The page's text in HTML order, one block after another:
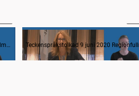
Teckenspråkstolkad 9 juni 2020 Regionfullmäktige